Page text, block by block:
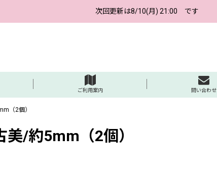
次回更新は8/10(月) 21:00 です
ご利用案内 問い合わせ
（2個）
/約5mm（2個）